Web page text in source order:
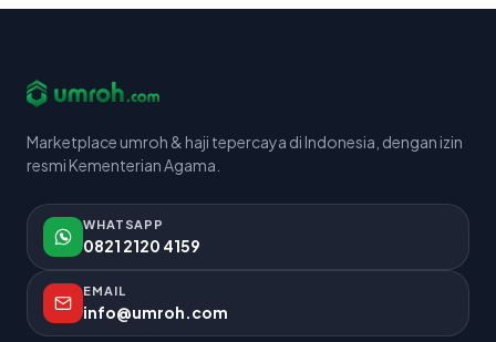
Marketplace umroh & haji tepercaya di Indonesia, dengan izin
resmi Kementerian Agama.
WHATSAPP
0821 2120 4159
EMAIL
info@umroh.com